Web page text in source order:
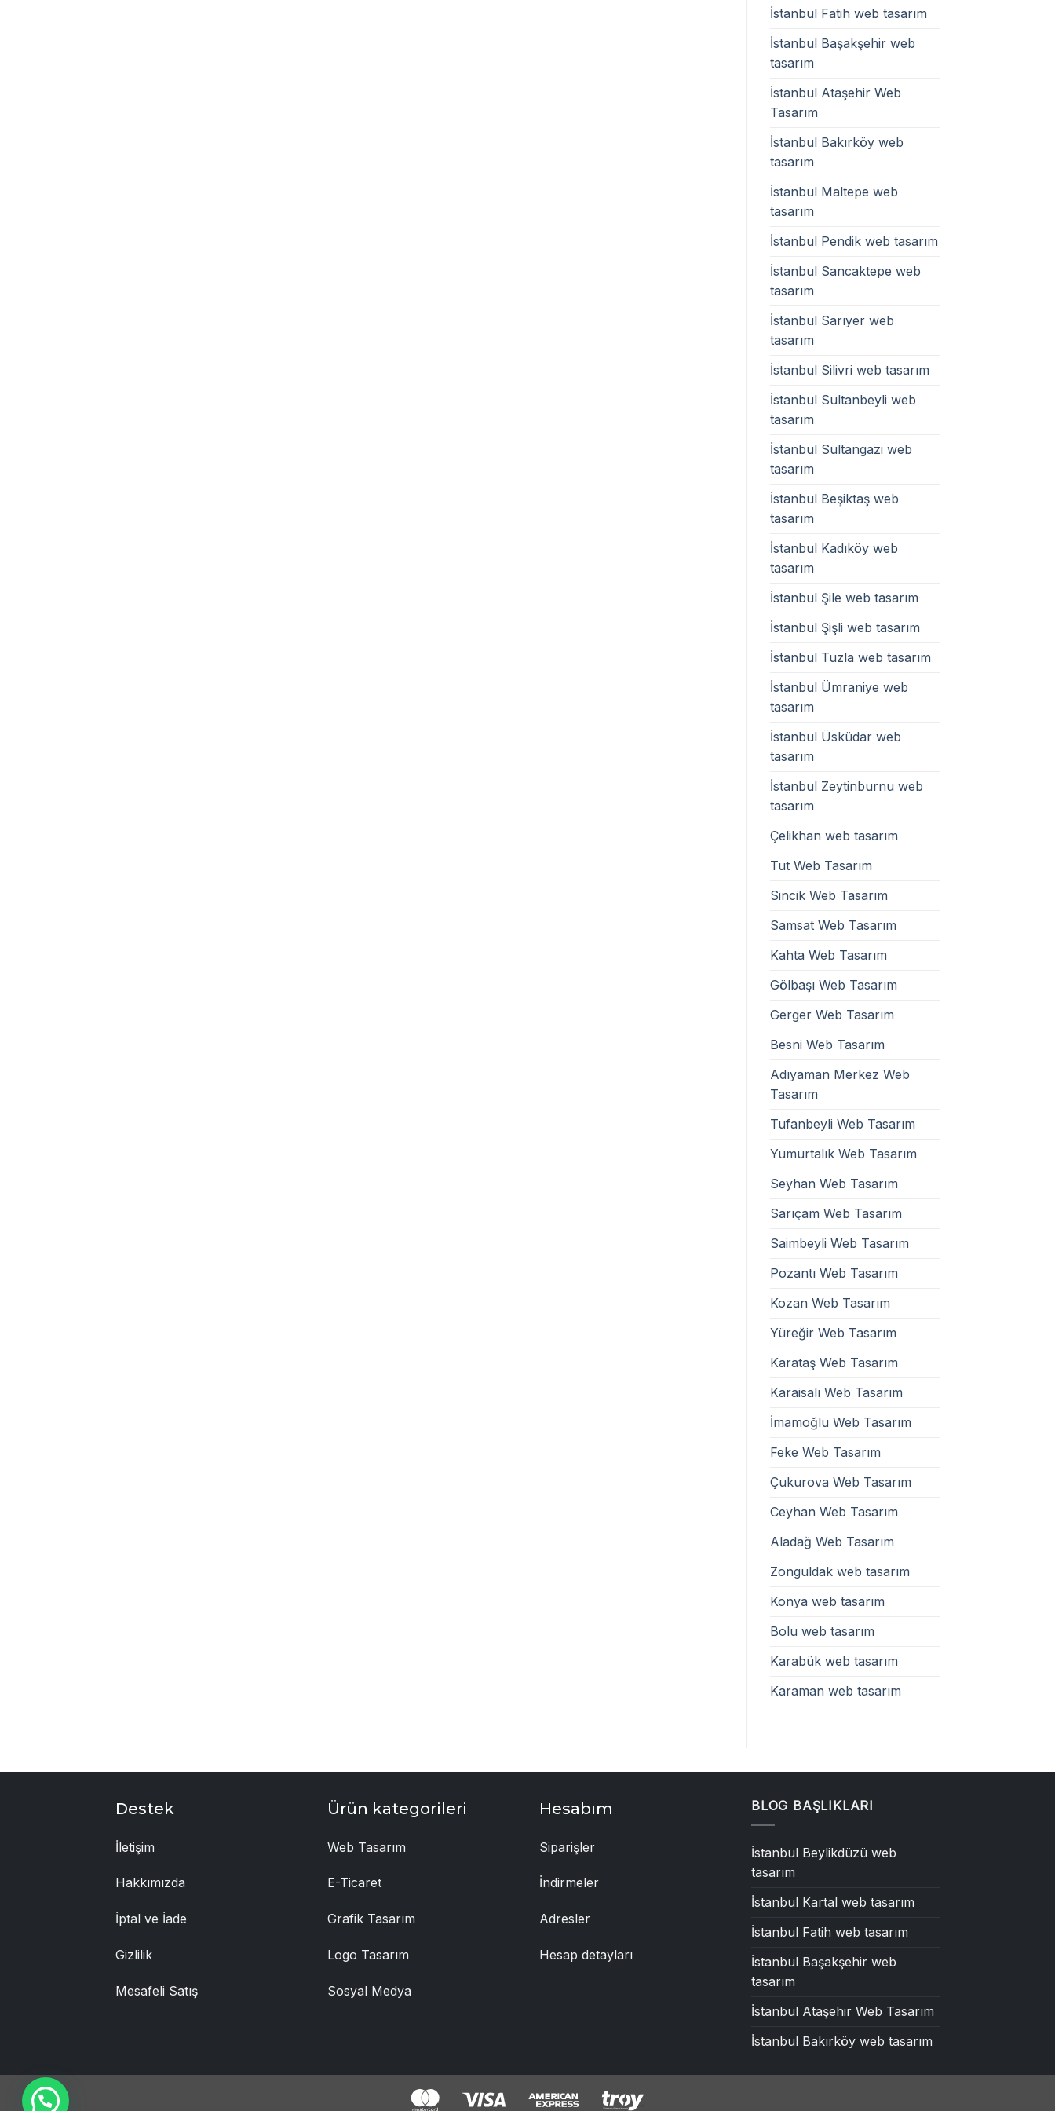
İstanbul Fatih web tasarım
İstanbul Başakşehir web
tasarım
İstanbul Ataşehir Web
Tasarım
İstanbul Bakırköy web
tasarım
İstanbul Maltepe web
tasarım
İstanbul Pendik web tasarım
İstanbul Sancaktepe web
tasarım
İstanbul Sarıyer web
tasarım
İstanbul Silivri web tasarım
İstanbul Sultanbeyli web
tasarım
İstanbul Sultangazi web
tasarım
İstanbul Beşiktaş web
tasarım
İstanbul Kadıköy web
tasarım
İstanbul Şile web tasarım
İstanbul Şişli web tasarım
İstanbul Tuzla web tasarım
İstanbul Ümraniye web
tasarım
İstanbul Üsküdar web
tasarım
İstanbul Zeytinburnu web
tasarım
Çelikhan web tasarım
Tut Web Tasarım
Sincik Web Tasarım
Samsat Web Tasarım
Kahta Web Tasarım
Gölbaşı Web Tasarım
Gerger Web Tasarım
Besni Web Tasarım
Adıyaman Merkez Web
Tasarım
Tufanbeyli Web Tasarım
Yumurtalık Web Tasarım
Seyhan Web Tasarım
Sarıçam Web Tasarım
Saimbeyli Web Tasarım
Pozantı Web Tasarım
Kozan Web Tasarım
Yüreğir Web Tasarım
Karataş Web Tasarım
Karaisalı Web Tasarım
İmamoğlu Web Tasarım
Feke Web Tasarım
Çukurova Web Tasarım
Ceyhan Web Tasarım
Aladağ Web Tasarım
Zonguldak web tasarım
Konya web tasarım
Bolu web tasarım
Karabük web tasarım
Karaman web tasarım
Destek
İletişim
Hakkımızda
İptal ve İade
Gizlilik
Mesafeli Satış
Ürün kategorileri
Web Tasarım
E-Ticaret
Grafik Tasarım
Logo Tasarım
Sosyal Medya
Hesabım
Siparişler
İndirmeler
Adresler
Hesap detayları
BLOG BAŞLIKLARI
İstanbul Beylikdüzü web
tasarım
İstanbul Kartal web tasarım
İstanbul Fatih web tasarım
İstanbul Başakşehir web
tasarım
İstanbul Ataşehir Web Tasarım
İstanbul Bakırköy web tasarım